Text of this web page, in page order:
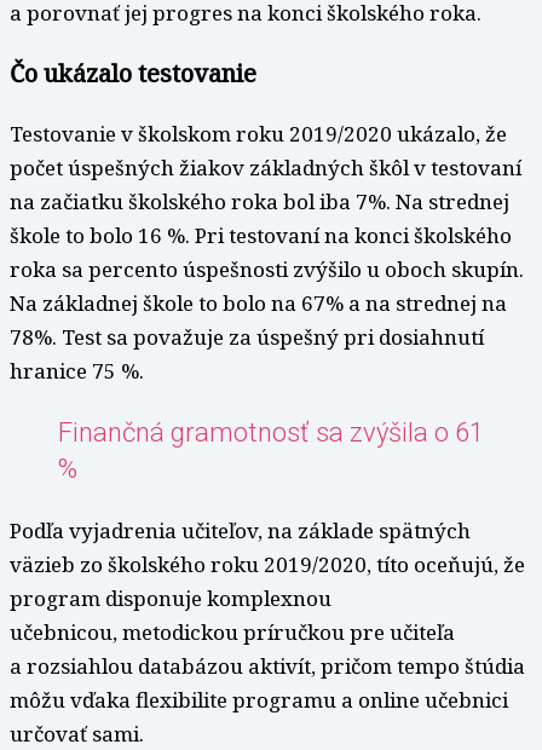
a porovnať jej progres na konci školského roka.
Čo ukázalo testovanie
Testovanie v školskom roku 2019/2020 ukázalo, že
počet úspešných žiakov základných škôl v testovaní
na začiatku školského roka bol iba 7%. Na strednej
škole to bolo 16 %. Pri testovaní na konci školského
roka sa percento úspešnosti zvýšilo u oboch skupín.
Na základnej škole to bolo na 67% a na strednej na
78%. Test sa považuje za úspešný pri dosiahnutí
hranice 75 %.
Finančná gramotnosť sa zvýšila o 61
%
Podľa vyjadrenia učiteľov, na základe spätných
väzieb zo školského roku 2019/2020, títo oceňujú, že
program disponuje komplexnou
učebnicou, metodickou príručkou pre učiteľa
a rozsiahlou databázou aktivít, pričom tempo štúdia
môžu vďaka flexibilite programu a online učebnici
určovať sami.